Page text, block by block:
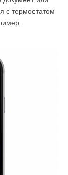
с термостатом